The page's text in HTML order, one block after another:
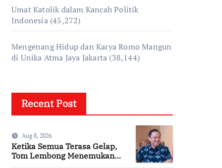
Umat Katolik dalam Kancah Politik
Indonesia (45,272)
Mengenang Hidup dan Karya Romo Mangun
di Unika Atma Jaya Jakarta (38,144)
Recent Post
Aug 8, 2026
Ketika Semua Terasa Gelap,
Tom Lembong Menemukan